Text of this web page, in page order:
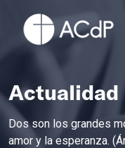
Actualidad
Dos son los grandes
amor y la esperanza.